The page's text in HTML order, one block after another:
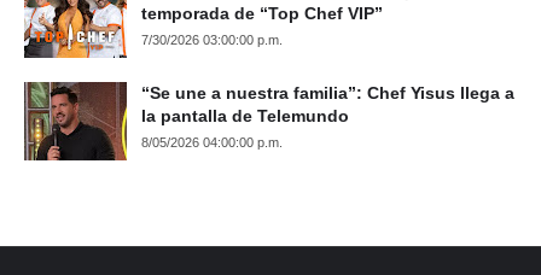
temporada de “Top Chef VIP”
7/30/2026 03:00:00 p.m.
“Se une a nuestra familia”: Chef Yisus llega a
la pantalla de Telemundo
8/05/2026 04:00:00 p.m.